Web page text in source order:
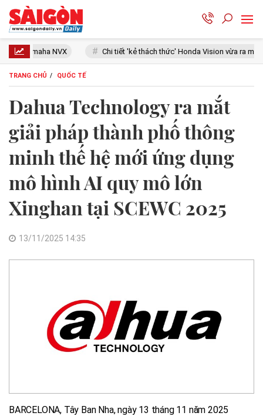
Chi tiết 'kẻ thách thức' Honda Vision vừa ra mắt: Thiết kế đẹp như
TRANG CHỦ QUỐC TẾ
Dahua Technology ra mắt
giải pháp thành phố thông
minh thế hệ mới ứng dụng
mô hình AI quy mô lớn
Xinghan tại SCEWC 2025
13/11/2025 14:35
BARCELONA, Tây Ban Nha, ngày 13 tháng 11 năm 2025